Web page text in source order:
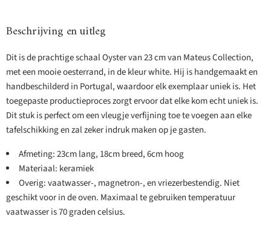
Beschrijving en uitleg
Dit is de prachtige schaal Oyster van 23 cm van Mateus Collection,
met een mooie oesterrand, in de kleur white. Hij is handgemaakt en
handbeschilderd in Portugal, waardoor elk exemplaar uniek is. Het
toegepaste productieproces zorgt ervoor dat elke kom echt uniek is.
Dit stuk is perfect om een vleugje verfijning toe te voegen aan elke
tafelschikking en zal zeker indruk maken op je gasten.
Afmeting: 23cm lang, 18cm breed, 6cm hoog
Materiaal: keramiek
Overig: vaatwasser-, magnetron-, en vriezerbestendig. Niet
geschikt voor in de oven. Maximaal te gebruiken temperatuur
vaatwasser is 70 graden celsius.